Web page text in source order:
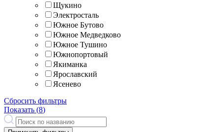
Щукино
Электросталь
Южное Бутово
Южное Медведково
Южное Тушино
Южнопортовый
Якиманка
Ярославский
Ясенево
Сбросить фильтры
Показать (8)